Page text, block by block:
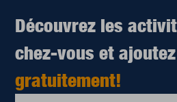
Découvrez les
chez-vous et
gratuitement!